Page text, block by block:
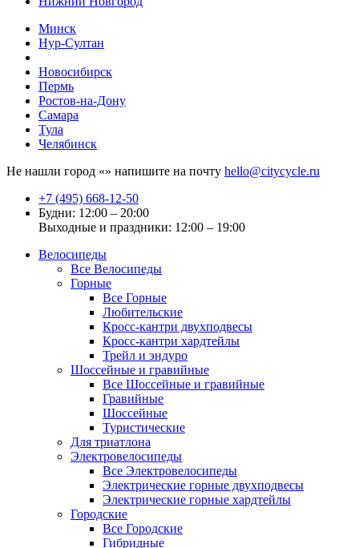
Минск
Нур-Султан
Новосибирск
Пермь
Ростов-на-Дону
Самара
Тула
Челябинск
Не нашли город «» напишите на почту hello@citycycle.ru
+7 (495) 668-12-50
Будни: 12:00 – 20:00
Выходные и праздники: 12:00 – 19:00
Велосипеды
Все Велосипеды
Горные
Все Горные
Любительские
Кросс-кантри двухподвесы
Кросс-кантри хардтейлы
Трейл и эндуро
Шоссейные и гравийные
Все Шоссейные и гравийные
Гравийные
Шоссейные
Туристические
Для триатлона
Электровелосипеды
Все Электровелосипеды
Электрические горные двухподвесы
Электрические горные хардтейлы
Городские
Все Городские
Гибридные